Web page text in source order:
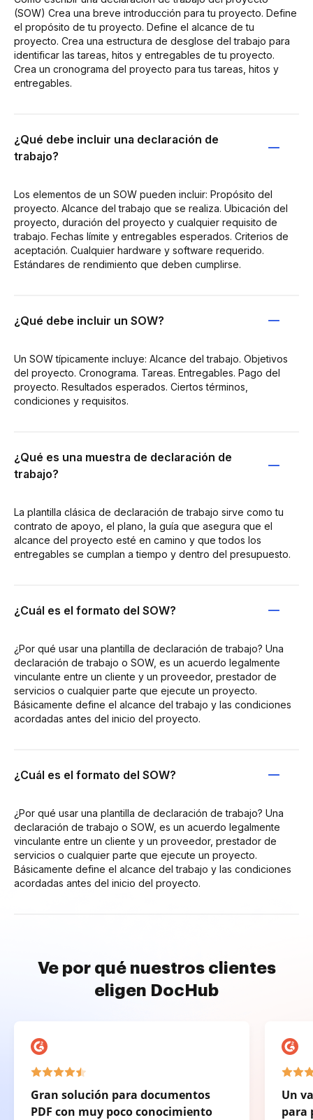
(SOW) Crea una breve introducción para tu proyecto. Define
el propósito de tu proyecto. Define el alcance de tu
proyecto. Crea una estructura de desglose del trabajo para
identificar las tareas, hitos y entregables de tu proyecto.
Crea un cronograma del proyecto para tus tareas, hitos y
entregables.
¿Qué debe incluir una declaración de
trabajo?
Los elementos de un SOW pueden incluir: Propósito del
proyecto. Alcance del trabajo que se realiza. Ubicación del
proyecto, duración del proyecto y cualquier requisito de
trabajo. Fechas límite y entregables esperados. Criterios de
aceptación. Cualquier hardware y software requerido.
Estándares de rendimiento que deben cumplirse.
¿Qué debe incluir un SOW?
Un SOW típicamente incluye: Alcance del trabajo. Objetivos
del proyecto. Cronograma. Tareas. Entregables. Pago del
proyecto. Resultados esperados. Ciertos términos,
condiciones y requisitos.
¿Qué es una muestra de declaración de
trabajo?
La plantilla clásica de declaración de trabajo sirve como tu
contrato de apoyo, el plano, la guía que asegura que el
alcance del proyecto esté en camino y que todos los
entregables se cumplan a tiempo y dentro del presupuesto.
¿Cuál es el formato del SOW?
¿Por qué usar una plantilla de declaración de trabajo? Una
declaración de trabajo o SOW, es un acuerdo legalmente
vinculante entre un cliente y un proveedor, prestador de
servicios o cualquier parte que ejecute un proyecto.
Básicamente define el alcance del trabajo y las condiciones
acordadas antes del inicio del proyecto.
¿Cuál es el formato del SOW?
¿Por qué usar una plantilla de declaración de trabajo? Una
declaración de trabajo o SOW, es un acuerdo legalmente
vinculante entre un cliente y un proveedor, prestador de
servicios o cualquier parte que ejecute un proyecto.
Básicamente define el alcance del trabajo y las condiciones
acordadas antes del inicio del proyecto.
Ve por qué nuestros clientes
eligen DocHub
Gran solución para documentos
PDF con muy poco conocimiento
Un
para